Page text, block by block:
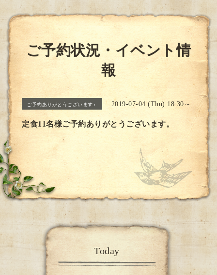
ご予約状況・イベント情
報
ご予約ありがとうございます♪ 2019-07-04 (Thu) 18:30～
定食11名様ご予約ありがとうございます。
Today